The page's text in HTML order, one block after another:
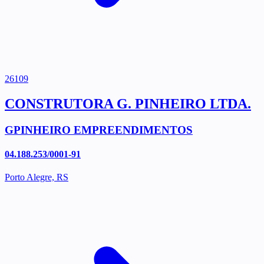
26109
CONSTRUTORA G. PINHEIRO LTDA.
GPINHEIRO EMPREENDIMENTOS
04.188.253/0001-91
Porto Alegre, RS